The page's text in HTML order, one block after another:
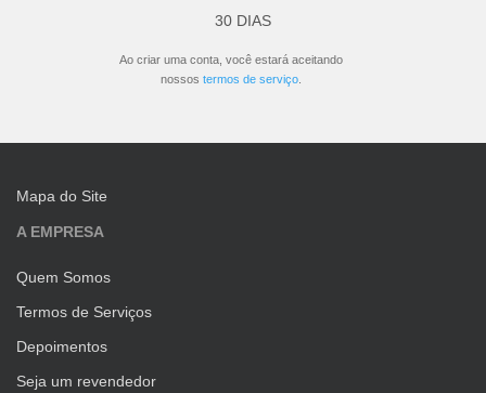
30 DIAS
Ao criar uma conta, você estará aceitando
nossos termos de serviço.
Mapa do Site
A EMPRESA
Quem Somos
Termos de Serviços
Depoimentos
Seja um revendedor